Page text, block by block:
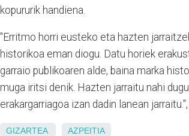
kopururik handiena.
"Erritmo horri eusteko eta hazten
historikoa eman diogu. Datu horiek
garraio publikoaren alde, baina marka
muga iritsi denik. Hazten jarraitu nahi
erakargarriagoa izan dadin lanean
GIZARTEA AZPEITIA